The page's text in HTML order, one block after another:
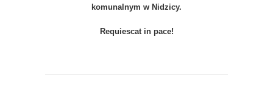
komunalnym w Nidzicy.
Requiescat in pace!